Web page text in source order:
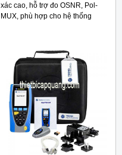
xác cao, hỗ trợ đo OSNR, Pol-
MUX, phù hợp cho hệ thống